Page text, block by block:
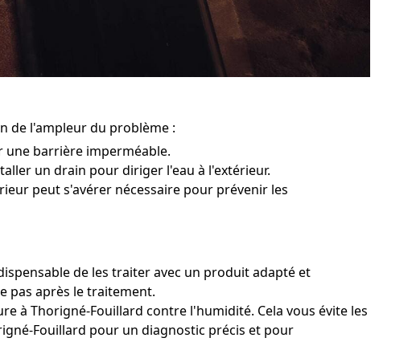
de l'ampleur du problème :
barrière imperméable.
un drain pour diriger l'eau à l'extérieur.
peut s'avérer nécessaire pour prévenir les
de les traiter avec un produit adapté et
pas après le traitement.
à Thorigné-Fouillard contre l'humidité. Cela vous évite les
Fouillard pour un diagnostic précis et pour